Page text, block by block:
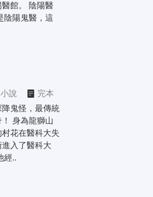
館。 陰陽醫
陰陽鬼醫，這
說
完本
鬼怪，最傳統
身為龍獅山
花在醫科大失
入了醫科大
經..